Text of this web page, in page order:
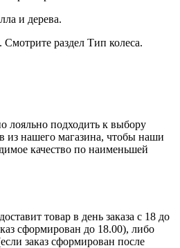
и дерева.
раздел Тип колеса.
лояльно подходить к выбору
из нашего магазина, чтобы наши
качество по наименьшей
товар в день заказа с 18 до
сформирован до 18.00), либо
заказ сформирован после